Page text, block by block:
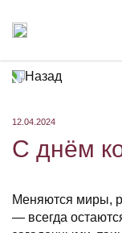
Назад
12.04.2024
С днём
Меняются миры,
— всегда